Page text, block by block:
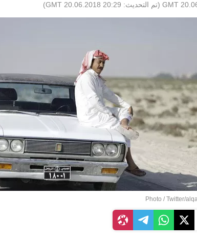
(تم التحديث: 20:29 GMT 20.06.2018
)